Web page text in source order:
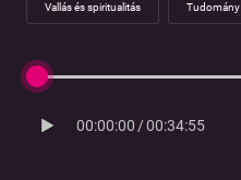
Vallás és spiritualitás Tudomány
00:00:00/00:34:55